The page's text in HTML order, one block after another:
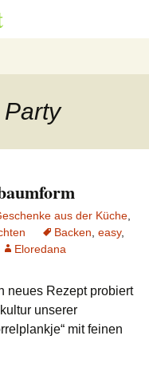
aus der Küche
Backen easy,
Eloredana
neues Rezept probiert
unserer
mit feinen